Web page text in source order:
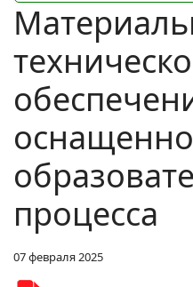
процесса
07 февраля 2025